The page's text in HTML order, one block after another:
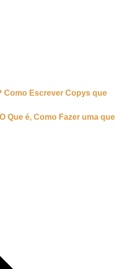
Como Escrever Copys que
Que é, Como Fazer uma que